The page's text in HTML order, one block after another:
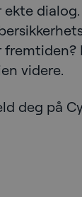
ekte
fremtiden?
videre.
deg på